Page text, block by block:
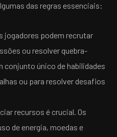
das regras essenciais:
jogadores podem recrutar
ou resolver quebra-
conjunto único de habilidades
ou para resolver desafios
recursos é crucial. Os
de energia, moedas e